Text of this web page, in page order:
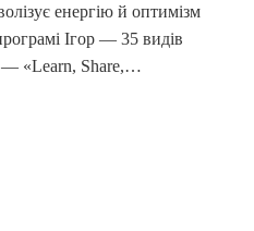
енергію й оптимізм
Ігор — 35 видів
— «Learn, Share,…